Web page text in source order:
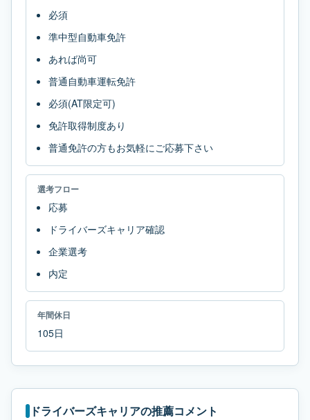
必須
準中型自動車免許
あれば尚可
普通自動車運転免許
必須(AT限定可)
免許取得制度あり
普通免許の方もお気軽にご応募下さい
選考フロー
応募
ドライバーズキャリア確認
企業選考
内定
年間休日
105日
ドライバーズキャリアの推薦コメント